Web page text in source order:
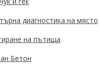
диагностика на място
на пътища
Бетон